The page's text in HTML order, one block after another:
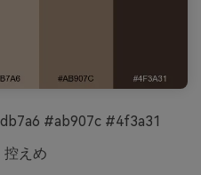
#ab907c #4f3a31
控えめ